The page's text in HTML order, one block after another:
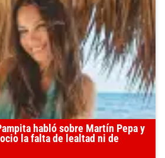
habló sobre Martín Pepa y
la falta de lealtad ni de